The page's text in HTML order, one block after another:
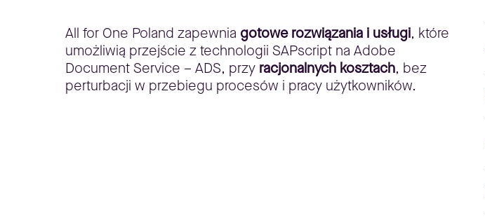
All for One Poland zapewnia gotowe rozwiązania i usługi, które
umożliwią przejście z technologii SAPscript na Adobe
Document Service – ADS, przy racjonalnych kosztach, bez
perturbacji w przebiegu procesów i pracy użytkowników.